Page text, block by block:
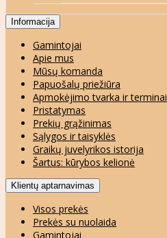
Informacija
Gamintojai
Apie mus
Mūsų komanda
Papuošalų priežiūra
Apmokėjimo tvarka ir terminai
Pristatymas
Prekių grąžinimas
Sąlygos ir taisyklės
Graikų juvelyrikos istorija
Šartus: kūrybos kelionė
Klientų aptarnavimas
Visos prekės
Prekės su nuolaida
Gamintojai